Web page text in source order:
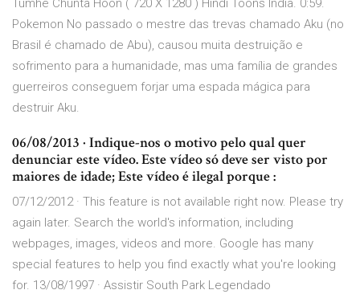
Tumhe Chunta Hoon ( 720 X 1280 ) Hindi Toons India. 0:59.
Pokemon No passado o mestre das trevas chamado Aku (no
Brasil é chamado de Abu), causou muita destruição e
sofrimento para a humanidade, mas uma família de grandes
guerreiros conseguem forjar uma espada mágica para
destruir Aku.
06/08/2013 · Indique-nos o motivo pelo qual quer
denunciar este vídeo. Este vídeo só deve ser visto por
maiores de idade; Este vídeo é ilegal porque :
07/12/2012 · This feature is not available right now. Please try
again later. Search the world's information, including
webpages, images, videos and more. Google has many
special features to help you find exactly what you're looking
for. 13/08/1997 · Assistir South Park Legendado